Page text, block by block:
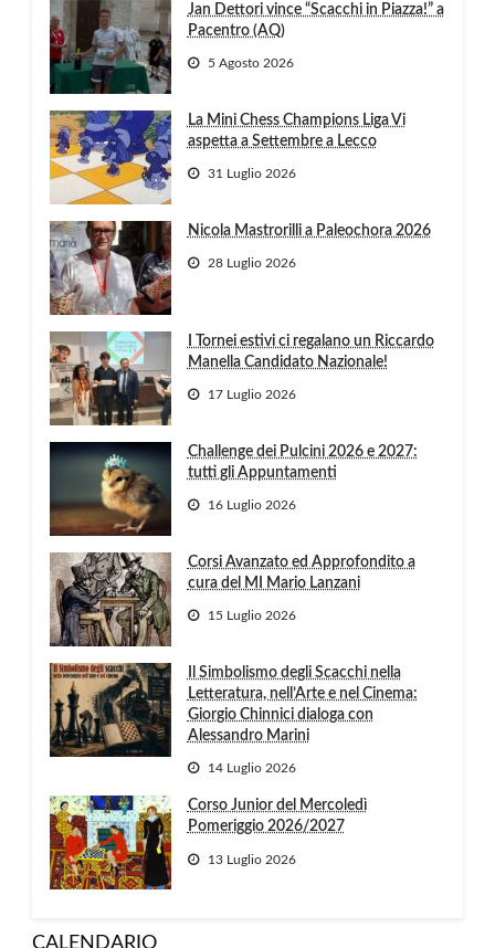
Jan Dettori vince “Scacchi in Piazza!” a
Pacentro (AQ)
5 Agosto 2026
La Mini Chess Champions Liga Vi
aspetta a Settembre a Lecco
31 Luglio 2026
Nicola Mastrorilli a Paleochora 2026
28 Luglio 2026
I Tornei estivi ci regalano un Riccardo
Manella Candidato Nazionale!
17 Luglio 2026
Challenge dei Pulcini 2026 e 2027:
tutti gli Appuntamenti
16 Luglio 2026
Corsi Avanzato ed Approfondito a
cura del MI Mario Lanzani
15 Luglio 2026
Il Simbolismo degli Scacchi nella
Letteratura, nell’Arte e nel Cinema:
Giorgio Chinnici dialoga con
Alessandro Marini
14 Luglio 2026
Corso Junior del Mercoledì
Pomeriggio 2026/2027
13 Luglio 2026
CALENDARIO